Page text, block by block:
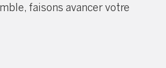
faisons avancer votre